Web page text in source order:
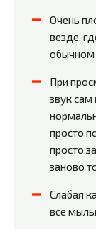
Очень
везде,
обычном
При
звук сам
просто
просто
заново
Слабая
все